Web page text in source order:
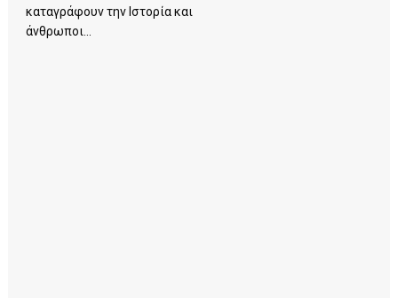
καταγράφουν την Ιστορία και
άνθρωποι...